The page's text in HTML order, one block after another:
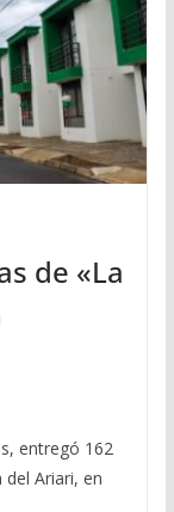
de «La
entregó 162
Ariari, en